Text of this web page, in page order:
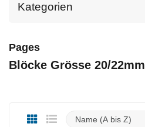
Kategorien
Pages
Blöcke Grösse 20/22mm
Name (A bis Z)